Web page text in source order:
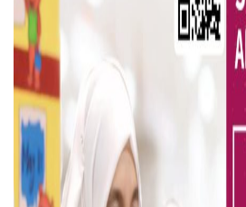
হলিউডে নতুন প্রেমের গুঞ্জন